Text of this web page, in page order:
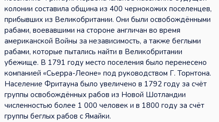
колонии составила община из 400 чернокожих поселенцев,
прибывших из Великобритании. Они были освобождёнными
рабами, воевавшими на стороне англичан во время
американской Войны за независимость, а также беглыми
рабами, которые пытались найти в Великобритании
убежище. В 1791 году место поселения было перенесено
компанией «Сьерра-Леоне» под руководством Г. Торнтона.
Население Фритауна было увеличено в 1792 году за счёт
группы освобождённых рабов из Новой Шотландии
численностью более 1 000 человек и в 1800 году за счёт
группы беглых рабов с Ямайки.